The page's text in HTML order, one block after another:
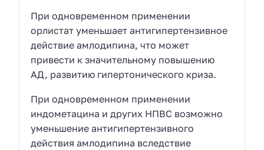
При одновременном применении
орлистат уменьшает антигипертензивное
действие амлодипина, что может
привести к значительному повышению
АД, развитию гипертонического криза.
При одновременном применении
индометацина и других НПВС возможно
уменьшение антигипертензивного
действия амлодипина вследствие